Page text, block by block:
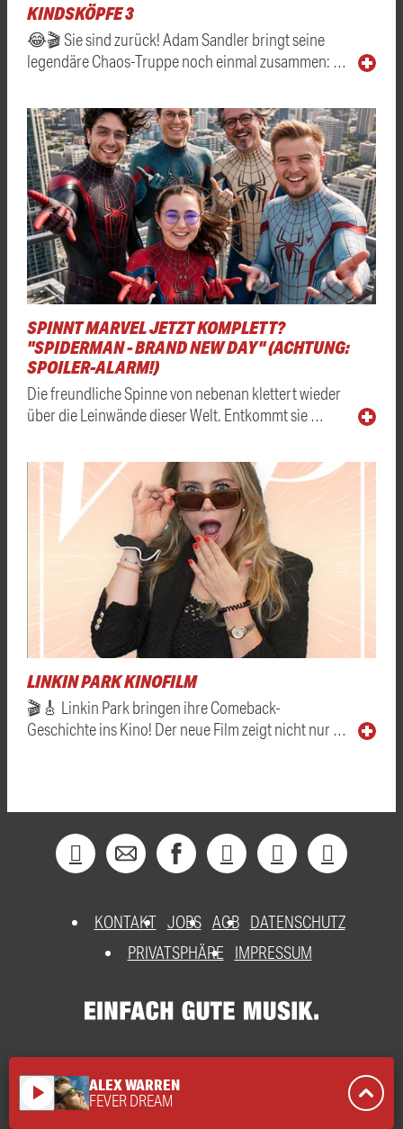
KINDSKÖPFE 3
😂🎬 Sie sind zurück! Adam Sandler bringt seine
legendäre Chaos-Truppe noch einmal zusammen: …
SPINNT MARVEL JETZT KOMPLETT?
"SPIDERMAN - BRAND NEW DAY" (ACHTUNG:
SPOILER-ALARM!)
Die freundliche Spinne von nebenan klettert wieder
über die Leinwände dieser Welt. Entkommt sie …
LINKIN PARK KINOFILM
🎬🎸 Linkin Park bringen ihre Comeback-
Geschichte ins Kino! Der neue Film zeigt nicht nur …
KONTAKT JOBS AGB DATENSCHUTZ
PRIVATSPHÄRE
IMPRESSUM
play_arrow ALEX WARREN
FEVER DREAM